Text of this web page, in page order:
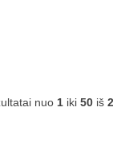
nuo 1 iki50 iš